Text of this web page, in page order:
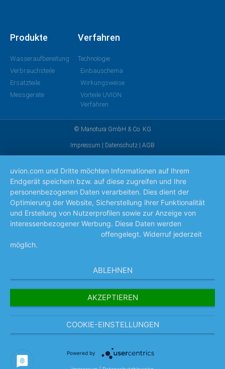
Produkte
Wasseraufbereitung
Verbrauchsteile
Ersatzteile
Messgeräte
Verfahren
Technologie
Einbauschema
Wirkungsweise
Vorteile UVION
Verfahren
© Manotura GmbH & Co. KG
Impressum Datenschutz AGB
uvion.com und Dritte möchten Informationen auf Ihrem
Endgerät speichern bzw. auf diese zugreifen und Ihre
personenbezogenen Daten verarbeiten. Dies dient der
Optimierung der Website, Sicherstellung ihrer Funktionalität
und Erstellung von Nutzerprofilen sowie zur Anzeige von
interessenbezogener Werbung. Diese Daten werden
offengelegt. Widerruf jederzeit
möglich.
ABLEHNEN
AKZEPTIEREN
COOKIE-EINSTELLUNGEN
Powered by